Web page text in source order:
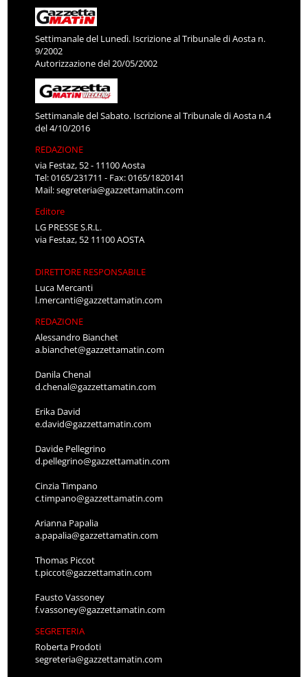
Settimanale del Lunedì. Iscrizione al Tribunale di Aosta n.
9/2002
Autorizzazione del 20/05/2002
Settimanale del Sabato. Iscrizione al Tribunale di Aosta n.4
del 4/10/2016
REDAZIONE
via Festaz, 52 - 11100 Aosta
Tel: 0165/231711 - Fax: 0165/1820141
Mail:segreteria@gazzettamatin.com
Editore
LG PRESSE S.R.L.
via Festaz, 52 11100 AOSTA
DIRETTORE RESPONSABILE
Luca Mercanti
l.mercanti@gazzettamatin.com
REDAZIONE
Alessandro Bianchet
a.bianchet@gazzettamatin.com
Danila Chenal
d.chenal@gazzettamatin.com
Erika David
e.david@gazzettamatin.com
Davide Pellegrino
d.pellegrino@gazzettamatin.com
Cinzia Timpano
c.timpano@gazzettamatin.com
Arianna Papalia
a.papalia@gazzettamatin.com
Thomas Piccot
t.piccot@gazzettamatin.com
Fausto Vassoney
f.vassoney@gazzettamatin.com
SEGRETERIA
Roberta Prodoti
segreteria@gazzettamatin.com